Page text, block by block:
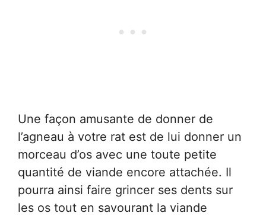
Une façon amusante de donner de
l’agneau à votre rat est de lui donner un
morceau d’os avec une toute petite
quantité de viande encore attachée. Il
pourra ainsi faire grincer ses dents sur
les os tout en savourant la viande